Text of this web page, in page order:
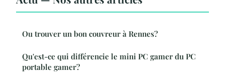
Ou trouver un bon couvreur à Rennes?
Qu'est-ce qui différencie le mini PC gamer du PC
portable gamer?